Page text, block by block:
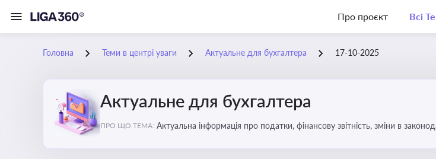
Про проєкт Всі
Головна Теми в центрі уваги Актуальне для бухгалтера 17-10-2025
Актуальне для бухгалтера
ПРО ЩО ТЕМА: Актуальна інформація про податки, фінансову звітність, зміни в